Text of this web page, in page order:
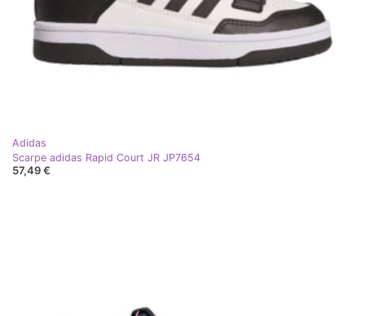
Adidas
Scarpe adidas Rapid Court JR JP7654
57,49 €